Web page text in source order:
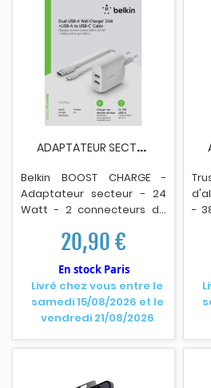
une charge ultra-rapide
dans un format
Délivre une puissance de
charge de 30 W parfaite
pour recharger
rapidement les derniers
iPhone (jusqu'à 50% en
Intégré d’une puce
automatiquement
l'appareil branché pour lui
fournir la tension exacte
nécessaire, garantissant
une charge optimale pour
les smartphones Samsung,
Xiaomi, Google Pixel et
bien d'autres.
A
DAPTATEUR SECTEUR BELKIN BOOST CHARGE 2 X...
Belkin BOOST CHARGE -
Adaptateur secteur - 24
Watt - 2 connecteurs de
Livré chez vous entre le
samedi 15/08/2026 et le
vendredi 21/08/2026
20,90 €
En stock Paris
-